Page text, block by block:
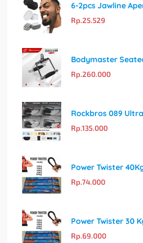
Rp.25.529
Rp.260.000
Rp.135.000
Rp.74.000
Rp.69.000